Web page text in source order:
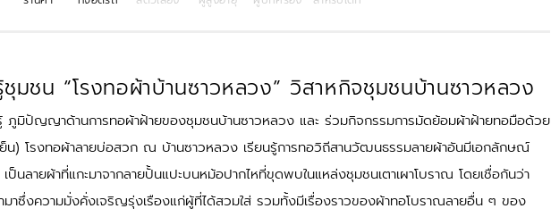
ชุมชน “โรงทอผ้าบ้านซาวหลวง” วิสาหกิจชุมชนบ้านซาวหลวง
ภูมิปัญญาด้านการทอผ้าฝ้ายของชุมชนบ้านซาวหลวง และ ร่วมกิจกรรมการมัดย้อมผ้าฝ้ายทอมือด้วย
น) โรงทอผ้าลายบ่อสวก ณ บ้านซาวหลวง เรียนรู้การทอวิถีสานวัฒนธรรมลายผ้าอันมีเอกลักษณ์
นลายผ้าที่แกะมาจากลายปั้นแปะบนหม้อปากไหที่ขุดพบในแหล่งชุมชนเตาเผาโบราณ โดยเชื่อกันว่า
มาซึ่งความมั่งคั่งเจริญรุ่งเรืองแก่ผู้ที่ได้สวมใส่ รวมทั้งมีเรื่องราวของผ้าทอโบราณลายอื่น ๆ ของ